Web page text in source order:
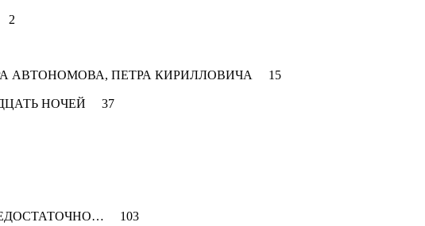
2
АВТОНОМОВА, ПЕТРА КИРИЛЛОВИЧА 15
НОЧЕЙ 37
103